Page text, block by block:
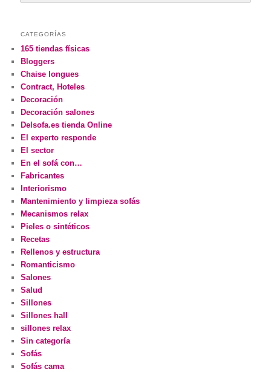
CATEGORÍAS
165 tiendas físicas
Bloggers
Chaise longues
Contract, Hoteles
Decoración
Decoración salones
Delsofa.es tienda Online
El experto responde
El sector
En el sofá con…
Fabricantes
Interiorismo
Mantenimiento y limpieza sofás
Mecanismos relax
Pieles o sintéticos
Recetas
Rellenos y estructura
Romanticismo
Salones
Salud
Sillones
Sillones hall
sillones relax
Sin categoría
Sofás
Sofás cama